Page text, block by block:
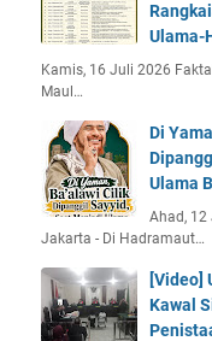
Ulama-
Kamis, 16 Juli 2026
Maul…
Di
Ulama
Ahad,
Jakarta - Di Hadramaut…
[Video]
Kawal